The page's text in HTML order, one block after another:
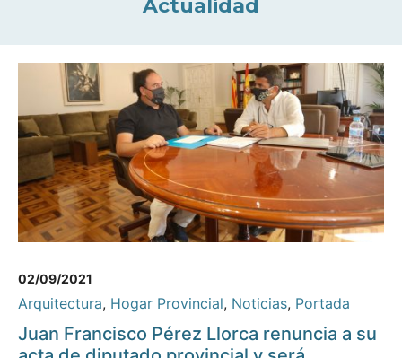
Actualidad
02/09/2021
Arquitectura, Hogar Provincial, Noticias, Portada
Juan Francisco Pérez Llorca renuncia a su